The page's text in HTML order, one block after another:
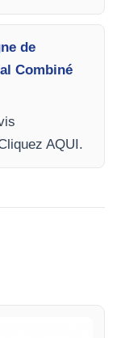
de
Combiné
AQUI.